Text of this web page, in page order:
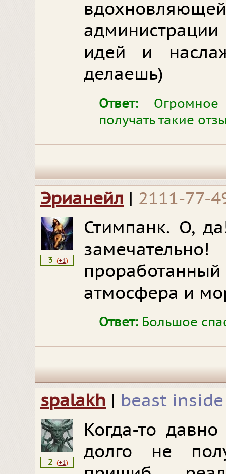
идей и
делаешь)
Ответ: Огромное
получать такие
Эрианейл | 2111-77-
3 (+1)
Стимпанк. О,
атмосфера и
Ответ: Большое
spalakh | beast inside
2 (+1)
Когда-то
долго не